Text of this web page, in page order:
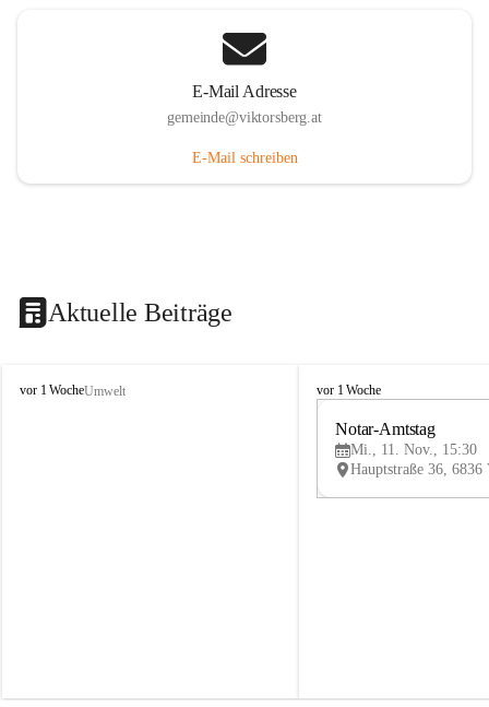
E-Mail Adresse
gemeinde@viktorsberg.at
E-Mail schreiben
Aktuelle Beiträge
V
vor 1 WocheUmwelt
V
vor 1 Woche
Notar-Amtstag
Mi., 11. Nov., 15:30